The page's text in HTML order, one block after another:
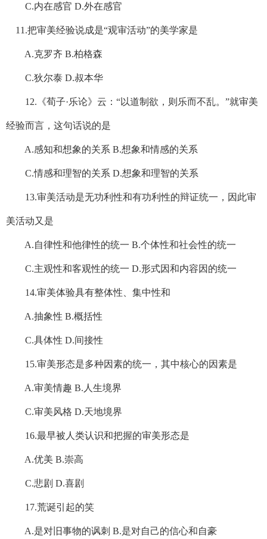
C.内在感官 D.外在感官
11.把审美经验说成是“观审活动”的美学家是
A.克罗齐 B.柏格森
C.狄尔泰 D.叔本华
12.《荀子·乐论》云：“以道制欲，则乐而不乱。”就审美
经验而言，这句话说的是
A.感知和想象的关系 B.想象和情感的关系
C.情感和理智的关系 D.想象和理智的关系
13.审美活动是无功利性和有功利性的辩证统一，因此审
美活动又是
A.自律性和他律性的统一 B.个体性和社会性的统一
C.主观性和客观性的统一 D.形式因和内容因的统一
14.审美体验具有整体性、集中性和
A.抽象性 B.概括性
C.具体性 D.间接性
15.审美形态是多种因素的统一，其中核心的因素是
A.审美情趣 B.人生境界
C.审美风格 D.天地境界
16.最早被人类认识和把握的审美形态是
A.优美 B.崇高
C.悲剧 D.喜剧
17.荒诞引起的笑
A.是对旧事物的讽刺 B.是对自己的信心和自豪